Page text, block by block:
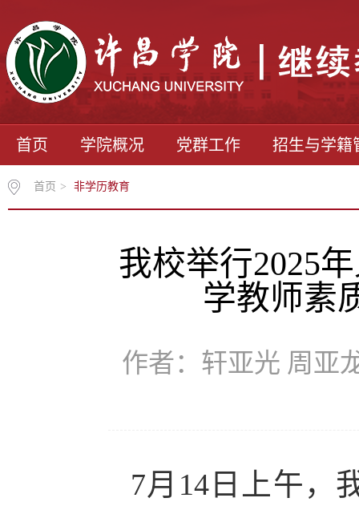
首页 学院概况 党群工作 招生与学籍
首页 > 非学历教育
我校举行2025
学教师素
作者：轩亚光 周亚
7月14日上午，